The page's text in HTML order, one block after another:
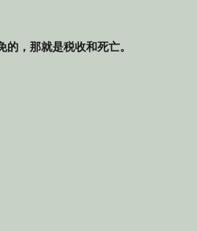
，那就是税收和死亡。